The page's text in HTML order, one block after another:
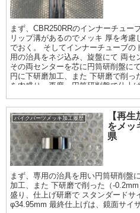
まず、CBR250RRのインナーチュー
リップ溝があるのでメッキ 厚を考
でおく。 そしてインナーチューブ
用の治具をネジ込み、旋盤にて 両セ
その両センターを芯に円筒研削盤に
円に下研磨加工、また 下研磨で削っ
を肉盛り、再度、円筒研削盤で仕上
バイクパーツメッキ加工履歴
【再
をメッ
県
まず、専用の治具を用い円筒研削盤
加工、また 下研磨で削った（-
盛り、仕上げ研磨で スタンダードサ
φ34.95mm 最終仕上げは、鏡面サイ